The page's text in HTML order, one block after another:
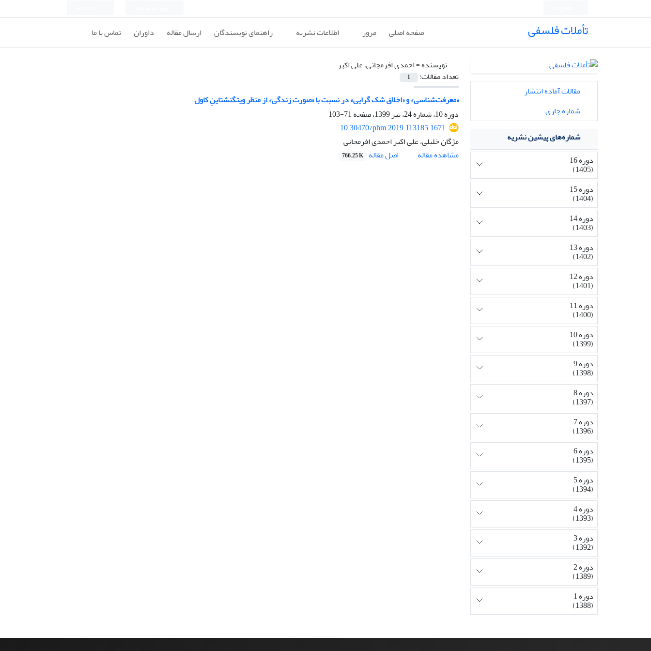
تأملات فلسفی صفحه اصلی مرور اطلاعات نشریه راهنمای نویسندگان ارسال مقاله داوران تماس با ما
نویسنده =احمدی افرمجانی، علی اکبر
تعداد مقالات:
1
«معرفت‌شناسی» و «اخلاق شک گرایی» در نسبت با «صورت زندگی» از منظر ویتگنشتاینِ کاول
دوره 10، شماره 24، تیر 1399، صفحه
71-103
10.30470/phm.2019.113185.1671
مژگان خلیلی، علی اکبر احمدی افرمجانی
مشاهده مقاله
اصل مقاله 766.25 K
مقالات آماده انتشار
شماره جاری
شماره‌های پیشین نشریه
دوره 16
(1405)
دوره 15
(1404)
دوره 14
(1403)
دوره 13
(1402)
دوره 12
(1401)
دوره 11
(1400)
دوره 10
(1399)
دوره 9
(1398)
دوره 8
(1397)
دوره 7
(1396)
دوره 6
(1395)
دوره 5
(1394)
دوره 4
(1393)
دوره 3
(1392)
دوره 2
(1389)
دوره 1
(1388)